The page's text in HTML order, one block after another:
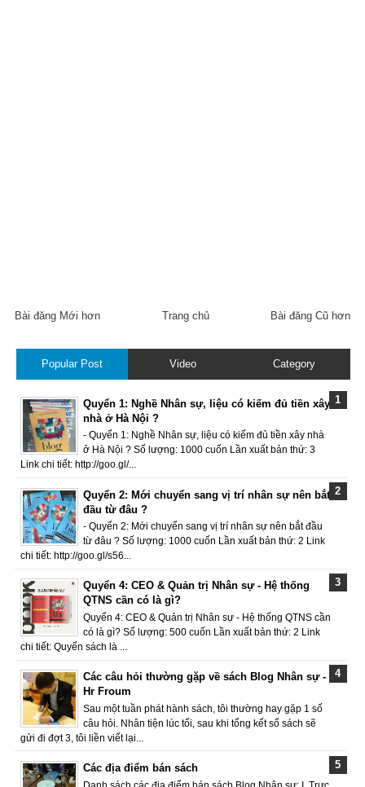
Bài đăng Mới hơn Bài đăng Cũ hơn
Trang chủ
Popular Post Video Category
Quyển 1: Nghề Nhân sự, liệu có kiếm đủ tiền xây
nhà ở Hà Nội ?
- Quyển 1: Nghề Nhân sự, liệu có kiếm đủ tiền xây nhà
ở Hà Nội ? Số lượng: 1000 cuốn Lần xuất bản thứ: 3
Link chi tiết: http://goo.gl/...
Quyển 2: Mới chuyển sang vị trí nhân sự nên bắt
đầu từ đâu ?
- Quyển 2: Mới chuyển sang vị trí nhân sự nên bắt đầu
từ đâu ? Số lượng: 1000 cuốn Lần xuất bản thứ: 2 Link
chi tiết: http://goo.gl/s56...
Quyển 4: CEO & Quản trị Nhân sự - Hệ thống
QTNS cần có là gì?
Quyển 4: CEO & Quản trị Nhân sự - Hệ thống QTNS cần
có là gì? Số lượng: 500 cuốn Lần xuất bản thứ: 2 Link
chi tiết: Quyển sách là ...
Các câu hỏi thường gặp về sách Blog Nhân sự -
Hr Froum
Sau một tuần phát hành sách, tôi thường hay gặp 1 số
câu hỏi. Nhân tiện lúc tối, sau khi tổng kết số sách sẽ
gửi đi đợt 3, tôi liền viết lại...
Các địa điểm bán sách